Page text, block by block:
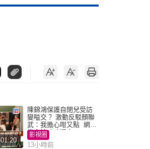
01:20
陳錦鴻保護自閉兒受訪
變嗌交？ 激動反駁顏聯
武：我擔心咁又點 網民
批主持咄咄逼人
影視圈
13小時前